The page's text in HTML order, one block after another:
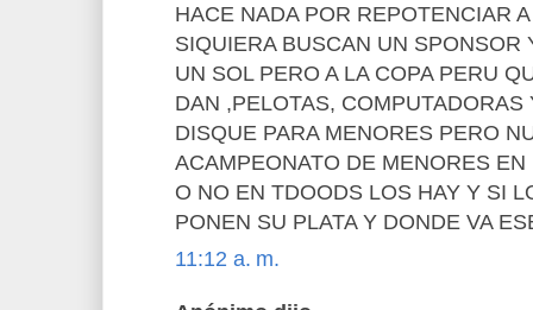
HACE NADA POR REPOTENCIAR
SIQUIERA BUSCAN UN SPONSOR
UN SOL PERO A LA COPA PERU
DAN ,PELOTAS,
DISQUE PARA MENORES PERO
ACAMPEONATO DE MENORES
O NO EN TDOODS LOS HAY Y SI
PONEN SU PLATA Y DONDE VA
11:12 a. m.